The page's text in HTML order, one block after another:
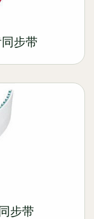
步带
步带